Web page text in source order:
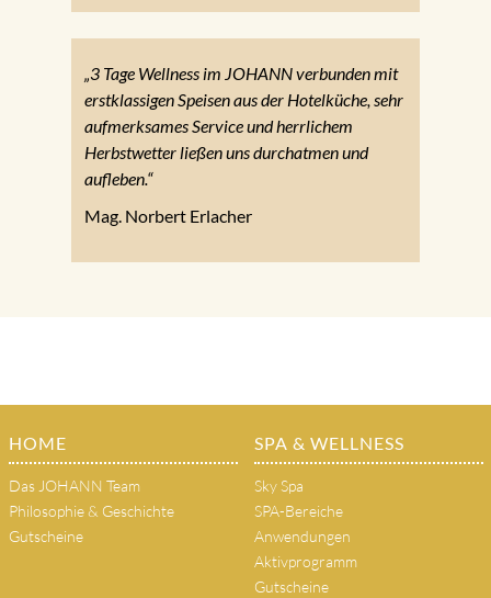
„3 Tage Wellness im JOHANN verbunden mit
erstklassigen Speisen aus der Hotelküche, sehr
aufmerksames Service und herrlichem
Herbstwetter ließen uns durchatmen und
aufleben.“
Mag. Norbert Erlacher
HOME
Das JOHANN Team
Philosophie & Geschichte
Gutscheine
SPA & WELLNESS
Sky Spa
SPA-Bereiche
Anwendungen
Aktivprogramm
Gutscheine